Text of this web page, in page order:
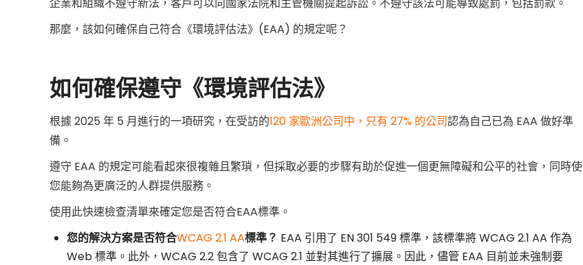
法
》
那麼，該如何確保自己符合《環境評估法》(EAA) 的規定呢？
如何確保遵守《環境評估法》
根據 2025 年 5 月進行的一項研究，在受訪的120 家歐洲公司中，只有 27% 的公司認為自己已為 EAA 做好準
備。
遵守 EAA 的規定可能看起來很複雜且繁瑣，但採取必要的步驟有助於促進一個更無障礙和公平的社會，同時使
您能夠為更廣泛的人群提供服務。
使用此快速檢查清單來確定您是否符合EAA標準。
您的解決方案是否符合WCAG 2.1 AA標準？ EAA 引用了 EN 301 549 標準，該標準將 WCAG 2.1 AA 作為
Web 標準。此外，WCAG 2.2 包含了 WCAG 2.1 並對其進行了擴展。因此，儘管 EAA 目前並未強制要